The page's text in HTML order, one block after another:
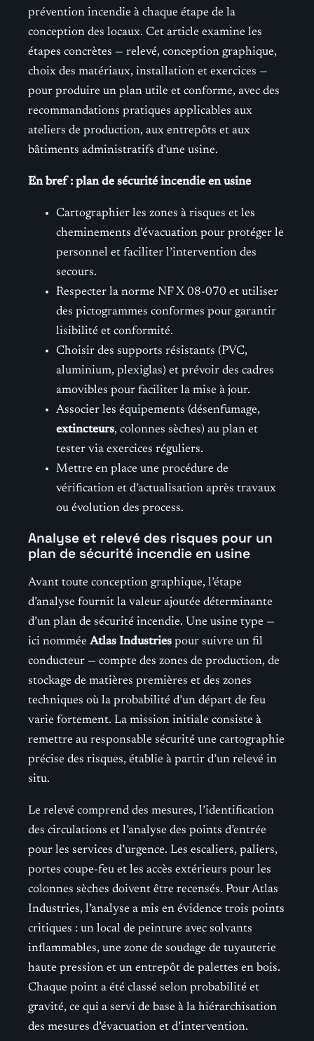
prévention incendie à chaque étape de la
conception des locaux. Cet article examine les
étapes concrètes — relevé, conception graphique,
choix des matériaux, installation et exercices —
pour produire un plan utile et conforme, avec des
recommandations pratiques applicables aux
ateliers de production, aux entrepôts et aux
bâtiments administratifs d’une usine.
En bref : plan de sécurité incendie en usine
Cartographier les zones à risques et les
cheminements d’évacuation pour protéger le
personnel et faciliter l’intervention des
secours.
Respecter la norme NF X 08-070 et utiliser
des pictogrammes conformes pour garantir
lisibilité et conformité.
Choisir des supports résistants (PVC,
aluminium, plexiglas) et prévoir des cadres
amovibles pour faciliter la mise à jour.
Associer les équipements (désenfumage,
extincteurs, colonnes sèches) au plan et
tester via exercices réguliers.
Mettre en place une procédure de
vérification et d’actualisation après travaux
ou évolution des process.
Analyse et relevé des risques pour un
plan de sécurité incendie en usine
Avant toute conception graphique, l’étape
d’analyse fournit la valeur ajoutée déterminante
d’un plan de sécurité incendie. Une usine type —
ici nommée Atlas Industries pour suivre un fil
conducteur — compte des zones de production, de
stockage de matières premières et des zones
techniques où la probabilité d’un départ de feu
varie fortement. La mission initiale consiste à
remettre au responsable sécurité une cartographie
précise des risques, établie à partir d’un relevé in
situ.
Le relevé comprend des mesures, l’identification
des circulations et l’analyse des points d’entrée
pour les services d’urgence. Les escaliers, paliers,
portes coupe-feu et les accès extérieurs pour les
colonnes sèches doivent être recensés. Pour Atlas
Industries, l’analyse a mis en évidence trois points
critiques : un local de peinture avec solvants
inflammables, une zone de soudage de tuyauterie
haute pression et un entrepôt de palettes en bois.
Chaque point a été classé selon probabilité et
gravité, ce qui a servi de base à la hiérarchisation
des mesures d’évacuation et d’intervention.